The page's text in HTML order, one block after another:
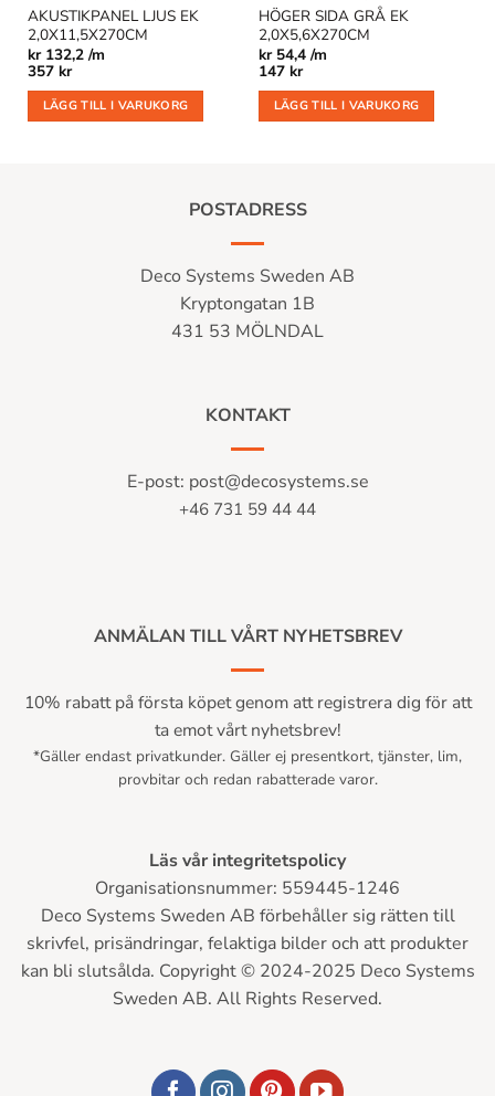
AKUSTIKPANEL LJUS EK
2,0X11,5X270CM
kr132,2 /m
357 kr
LÄGG TILL I VARUKORG
HÖGER SIDA GRÅ EK
2,0X5,6X270CM
kr54,4 /m
147 kr
LÄGG TILL I VARUKORG
POSTADRESS
Deco Systems Sweden AB
Kryptongatan 1B
431 53 MÖLNDAL
KONTAKT
E-post: post@decosystems.se
+46 731 59 44 44
ANMÄLAN TILL VÅRT NYHETSBREV
10% rabatt på första köpet genom att registrera dig för att
ta emot vårt nyhetsbrev!
*Gäller endast privatkunder. Gäller ej presentkort, tjänster, lim,
provbitar och redan rabatterade varor.
Läs vår integritetspolicy
Organisationsnummer: 559445-1246
Deco Systems Sweden AB förbehåller sig rätten till
skrivfel, prisändringar, felaktiga bilder och att produkter
kan bli slutsålda. Copyright © 2024-2025 Deco Systems
Sweden AB. All Rights Reserved.